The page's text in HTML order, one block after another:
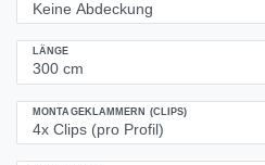
LÄNGE
MONTAGEKLAMMERN (CLIPS)